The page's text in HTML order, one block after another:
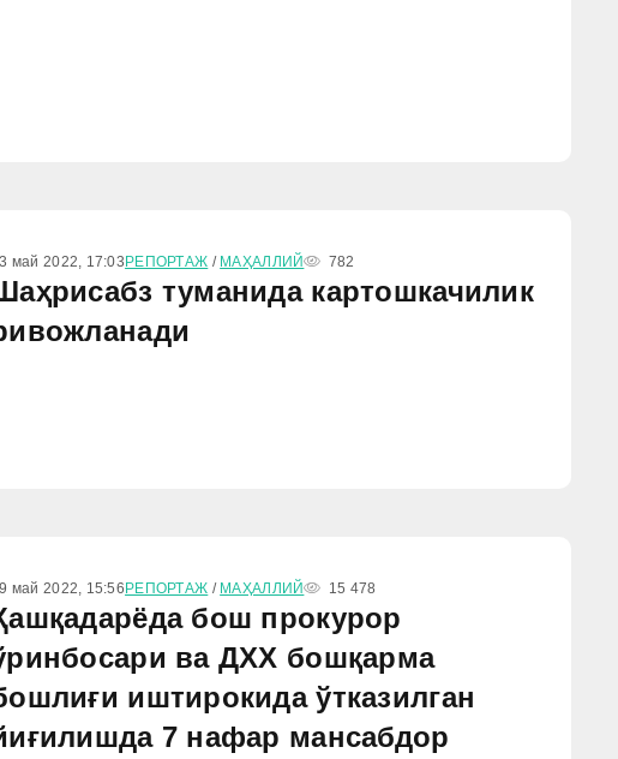
май 2022, 17:03 РЕПОРТАЖ / МАҲАЛЛИЙ 782
туманида картошкачилик
май 2022, 15:56 РЕПОРТАЖ / МАҲАЛЛИЙ 15 478
бош прокурор
ва ДХХ бошқарма
иштирокида ўтказилган
7 нафар мансабдор